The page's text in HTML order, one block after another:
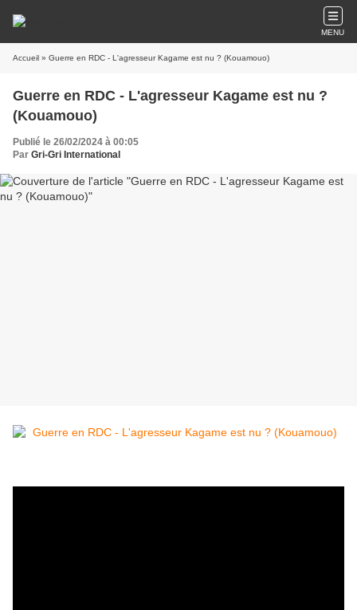
MENU
Accueil » Guerre en RDC - L'agresseur Kagame est nu ? (Kouamouo)
Guerre en RDC - L'agresseur Kagame est nu ?
(Kouamouo)
Publié le 26/02/2024 à 00:05
Par Gri-Gri International